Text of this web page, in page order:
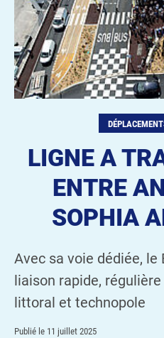
LIGNE A
ENTRE
SOPHIA
Avec sa voie dédiée, le
liaison rapide,
littoral et technopole
Publié le 11 juillet 2025